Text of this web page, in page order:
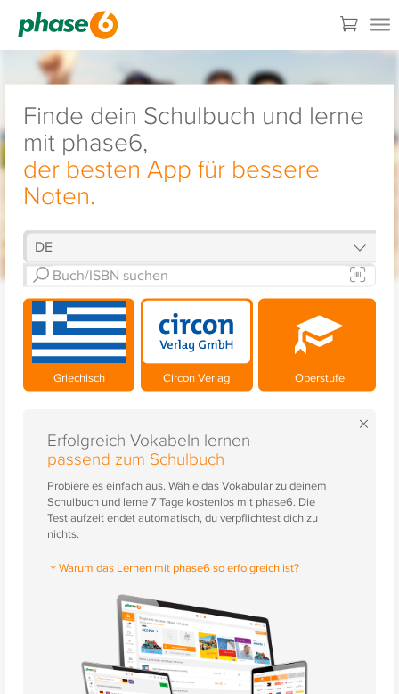
Finde dein Schulbuch und lerne
mit phase6,
der besten App für bessere
Noten.
Griechisch Circon Verlag Oberstufe
×
Erfolgreich Vokabeln lernen
passend zum Schulbuch
Probiere es einfach aus. Wähle das Vokabular zu deinem
Schulbuch und lerne 7 Tage kostenlos mit phase6. Die
Testlaufzeit endet automatisch, du verpflichtest dich zu
nichts.
Warum das Lernen mit phase6 so erfolgreich ist?